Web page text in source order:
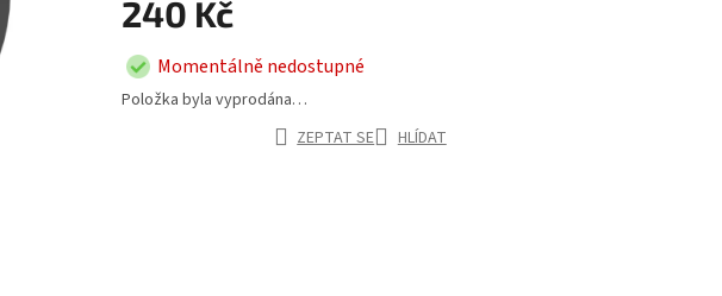
240 Kč
Momentálně nedostupné
Položka byla vyprodána…
ZEPTAT SE
HLÍDAT